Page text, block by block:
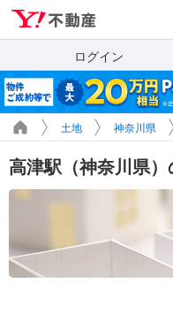
ログイン
土地 神奈川県
高津駅（神奈川県